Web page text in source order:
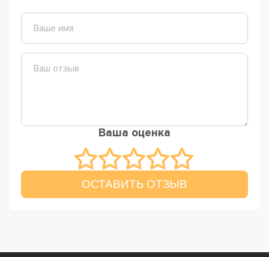
Ваша оценка
ОСТАВИТЬ ОТЗЫВ